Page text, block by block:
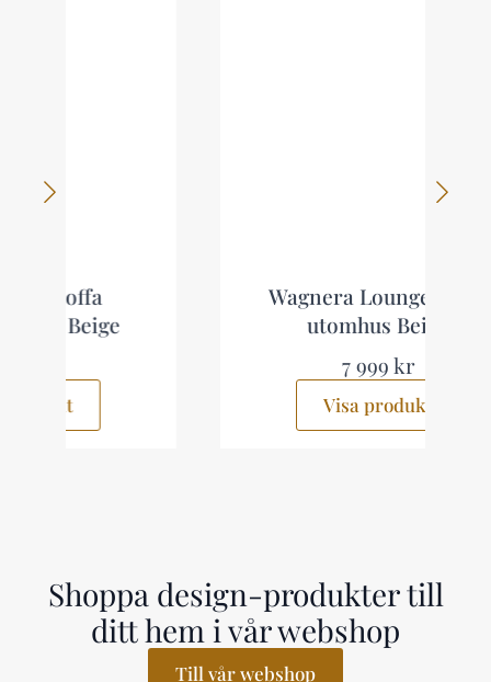
Wagnera Loungegrupp
utomhus Beige
Shoppa design-produkter till
ditt hem i vår webshop
Till vår webshop